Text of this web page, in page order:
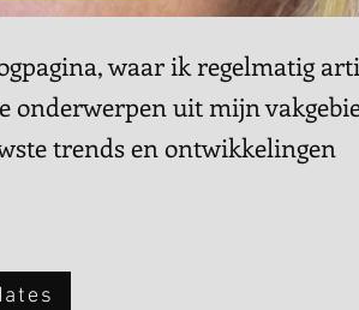
waar ik regelmatig
onderwerpen uit mijn
trends en ontwikkelingen